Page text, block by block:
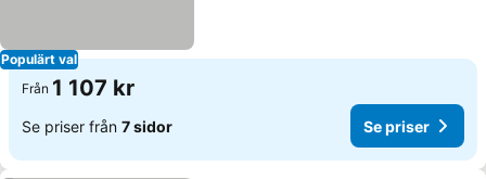
Populärt val
Från 1 107 kr
Se priser från 7 sidor Se priser